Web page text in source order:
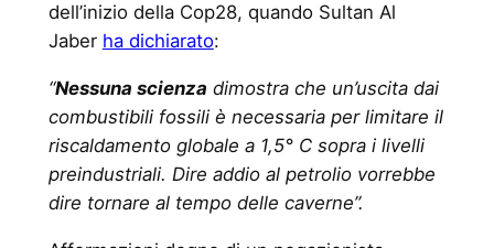
dell’inizio della Cop28, quando Sultan Al
Jaber ha dichiarato:
“Nessuna scienza dimostra che un’uscita dai
combustibili fossili è necessaria per limitare il
riscaldamento globale a 1,5° C sopra i livelli
preindustriali. Dire addio al petrolio vorrebbe
dire tornare al tempo delle caverne”.